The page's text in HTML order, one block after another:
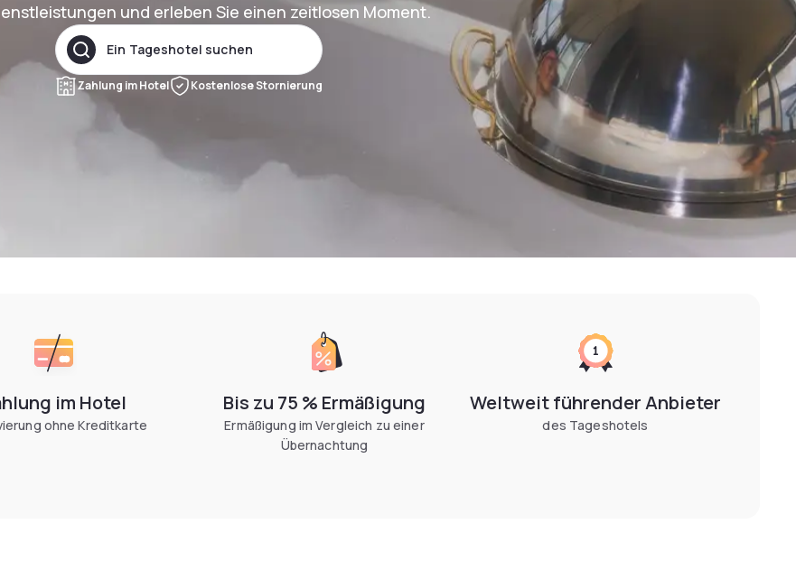
und erleben Sie einen zeitlosen Moment.
Ein Tageshotel suchen
Zahlung im Hotel Kostenlose Stornierung
im Hotel
ohne Kreditkarte
Bis zu 75 % Ermäßigung
Ermäßigung im Vergleich zu einer
Übernachtung
Weltweit führender Anbieter
des Tageshotels